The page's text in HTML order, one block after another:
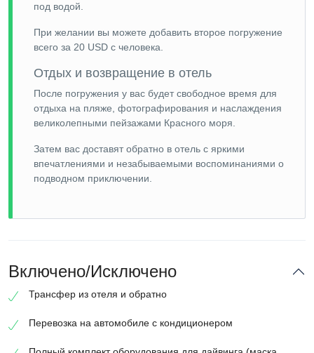
под водой.
При желании вы можете добавить второе погружение
всего за 20 USD с человека.
Отдых и возвращение в отель
После погружения у вас будет свободное время для
отдыха на пляже, фотографирования и наслаждения
великолепными пейзажами Красного моря.
Затем вас доставят обратно в отель с яркими
впечатлениями и незабываемыми воспоминаниями о
подводном приключении.
Включено/Исключено
Трансфер из отеля и обратно
Перевозка на автомобиле с кондиционером